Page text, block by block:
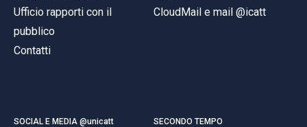
Ufficio rapporti con il
pubblico
Contatti
CloudMail e mail @icatt
SOCIAL E MEDIA @unicatt SECONDO TEMPO